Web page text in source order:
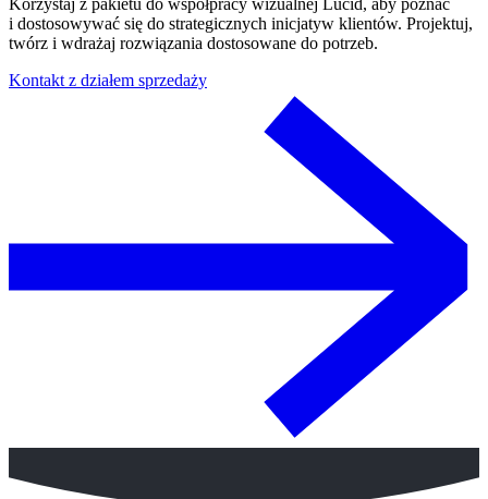
Korzystaj z pakietu do współpracy wizualnej Lucid, aby poznać
i dostosowywać się do strategicznych inicjatyw klientów. Projektuj,
twórz i wdrażaj rozwiązania dostosowane do potrzeb.
Kontakt z działem sprzedaży